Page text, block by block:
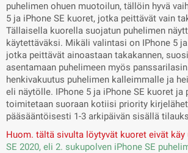
puhelimen ohuen muotoilun, tällöin hyvä
5 ja iPhone SE kuoret, jotka peittävät vain
Tällaisella kuorella suojatun puhelimen
käytettäväksi. Mikäli valintasi on IPhone 5
jotka peittävät ainoastaan takakannen,
asentamaan puhelimeen myös
henkivakuutus puhelimen kalleimmalle ja
eli näytölle. IPhone 5 ja iPhone SE kuoret ja
toimitetaan suoraan kotiisi priority
pääsääntöisesti 1-3 arkipäivän sisällä
Huom. tältä sivulta löytyvät kuoret eivät käy
SE 2020, eli 2. sukupolven iPhone SE